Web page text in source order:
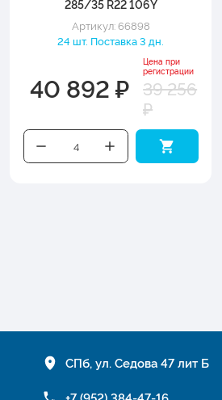
285/35 R22 106Y
Артикул: 66898
24 шт. Поставка 3 дн.
40 892 ₽
Цена при
регистрации
39 256
₽
СПб, ул. Седова 47 лит Б